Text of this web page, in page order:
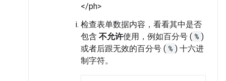
</ph>
检查表单数据内容，看看其中是否
包含 不允许使用，例如百分号 ( % )
或者后跟无效的百分号 ( % ) 十六进
制字符。